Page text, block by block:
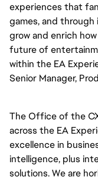
experiences that
games, and
grow and enrich
future of
within the EA
Senior Manager,
The Office of the
across the EA
excellence in
intelligence, plus
solutions. We are